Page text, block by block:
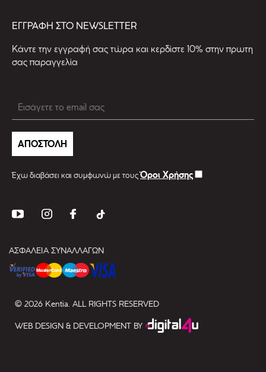
EΓΓΡΑΦΗ ΣΤΟ NEWSLETTER
Kάντε την εγγραφή σας τώρα και κερδίστε 10% στην πρωτη
σας παραγγελία
ΑΠΟΣΤΟΛΗ
Έχω διαβάσει και συμφωνώ με τουςΌροι Χρήσης
ΑΣΦΑΛΕΙΑ ΣΥΝΑΛΛΑΓΩΝ
© 2026 Kentia. ALL RIGHTS RESERVED
WEB DESIGN & DEVELOPMENT BY